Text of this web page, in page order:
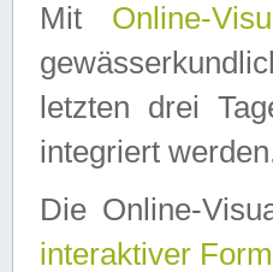
Mit Online-
letzten drei
integriert
Die Online-
interaktiver Form